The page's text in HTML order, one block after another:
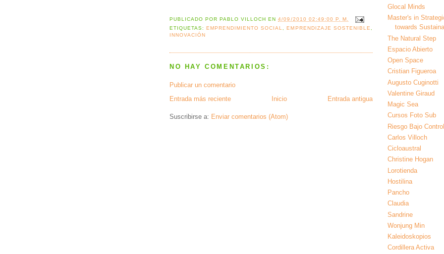
PUBLICADO POR PABLO VILLOCH EN4/09/2010 02:49:00 P. M.
ETIQUETAS: EMPRENDIMIENTO SOCIAL, EMPRENDIZAJE SOSTENIBLE,
INNOVACIÓN
NO HAY COMENTARIOS:
Publicar un comentario
Entrada más reciente
Entrada antigua
Inicio
Suscribirse a: Enviar comentarios (Atom)
Glocal Minds
Master's in
towards
The Natural Step
Espacio Abierto
Open Space
Cristian Figueroa
Augusto Cuginotti
Valentine Giraud
Magic Sea
Cursos Foto Sub
Riesgo Bajo Control
Carlos Villoch
Cicloaustral
Christine Hogan
Lorotienda
Hostilina
Pancho
Claudia
Sandrine
Wonjung Min
Kaleidoskopios
Cordillera Activa